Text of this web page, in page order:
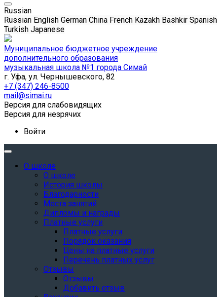
Russian
Russian English German China French Kazakh Bashkir Spanish
Turkish Japanese
Муниципальное бюджетное учреждение
дополнительного образования
музыкальная школа №1 города Симай
г. Уфа, ул. Чернышевского, 82
+7 (347) 246-8500
mail@simai.ru
Версия для слабовидящих
Версия для незрячих
Войти
О школе
О школе
История школы
Благодарности
Места занятий
Дипломы и награды
Платные услуги
Платные услуги
Порядок оказания
Цены на платные услуги
Перечень платных услуг
Отзывы
Отзывы
Добавить отзыв